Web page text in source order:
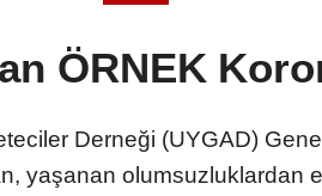
ÖRNEK
Derneği (UYGAD)
yaşanan